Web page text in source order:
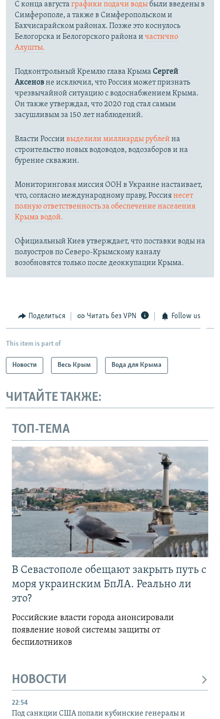
С конца августа графики подачи водыбыли введены в
Симферополе, а также в Симферопольском и
Бахчисарайском районах. Позже это коснулось
Белогорска и Белогорского района и частично
Алушты.
Подконтрольный Кремлю глава Крыма Сергей
Аксеновне исключил, что Россия может признать
чрезвычайной ситуацию с водоснабжением Крыма.
Он также утверждал, что 2020 год стал самым
засушливым за 150 лет наблюдений.​
Власти России выделили миллиарды рублей на
строительство новых водоводов, водозаборов и на
бурение скважин.
Мониторинговая миссия ООН в Украине настаивает,
что, согласно международному праву, Россиянесет
полную ответственность за обеспечение населения
Крыма водой.
Официальный Киев утверждает, что поставки воды на
полуостров по Северо-Крымскому каналу
возобновятся только после деоккупации Крыма.
Поделиться Читать без VPN Follow us
This item is part of
Новости Весь Крым Вода для Крыма
ЧИТАЙТЕ ТАКЖЕ:
ТОП-ТЕМА
В Севастополе обещают закрыть путь с
моря украинским БпЛА. Реально ли
это?
Российские власти города анонсировали
появление новой системы защиты от
беспилотников
НОВОСТИ
22:54
Под санкции США попали кубинские генералы и